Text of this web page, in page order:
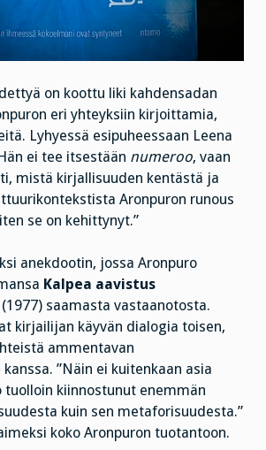
on koottu liki kahdensadan
eri yhteyksiin kirjoittamia,
Lyhyessä esipuheessaan Leena
ei tee itsestään numeroo, vaan
mistä kirjallisuuden kentästä ja
Aronpuron runous
se on kehittynyt.”
anekdootin, jossa Aronpuro
Kalpea aavistus
(1977) saamasta vastaanotosta.
kirjailijan käyvän dialogia toisen,
ammentavan
”Näin ei kuitenkaan asia
tuolloin kiinnostunut enemmän
kuin sen metaforisuudesta.”
koko Aronpuron tuotantoon.